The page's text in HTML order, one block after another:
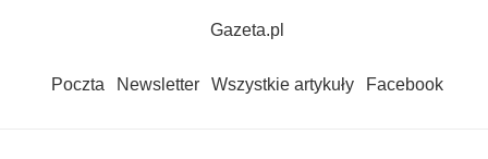
Gazeta.pl
Poczta Newsletter Wszystkie artykuły Facebook